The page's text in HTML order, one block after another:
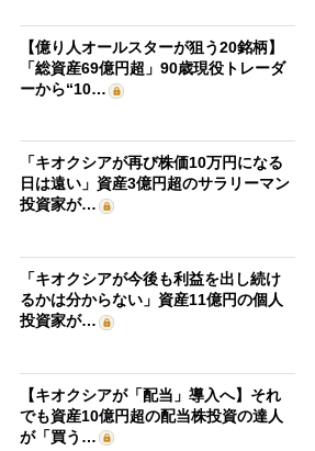
【億り人オールスターが狙う20銘柄】
「総資産69億円超」90歳現役トレーダ
ーから“10…
「キオクシアが再び株価10万円になる
日は遠い」資産3億円超のサラリーマン
投資家が…
「キオクシアが今後も利益を出し続け
るかは分からない」資産11億円の個人
投資家が…
【キオクシアが「配当」導入へ】それ
でも資産10億円超の配当株投資の達人
が「買う…